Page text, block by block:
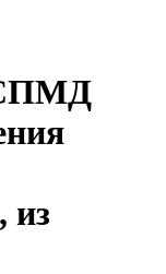
СПМД
из